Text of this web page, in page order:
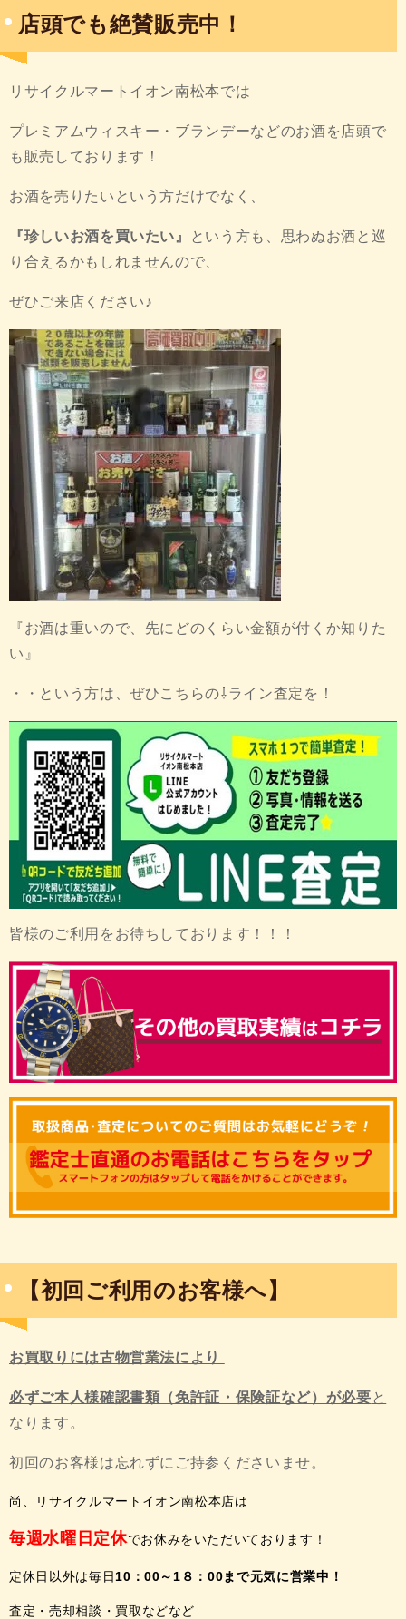
店頭でも絶賛販売中！
リサイクルマートイオン南松本では
プレミアムウィスキー・ブランデーなどのお酒を店頭で
も販売しております！
お酒を売りたいという方だけでなく、
『珍しいお酒を買いたい』
という方も、思わぬお酒と巡
り合えるかもしれませんので、
ぜひご来店ください♪
『お酒は重いので、先にどのくらい金額が付くか知りた
い』
・・という方は、ぜひこちらの⇩ライン査定を！
皆様のご利用をお待ちしております！！！
【初回ご利用のお客様へ】
お買取りには古物営業法により
必ずご本人様確認書類（免許証・保険証など）が必要 と
なります。
初回のお客様は忘れずにご持参くださいませ。
尚、リサイクルマートイオン南松本店は
毎週水曜日定休でお休みをいただいております！
定休日以外は毎日10：00～1８：00まで元気に営業中！
査定・売却相談・買取などなど